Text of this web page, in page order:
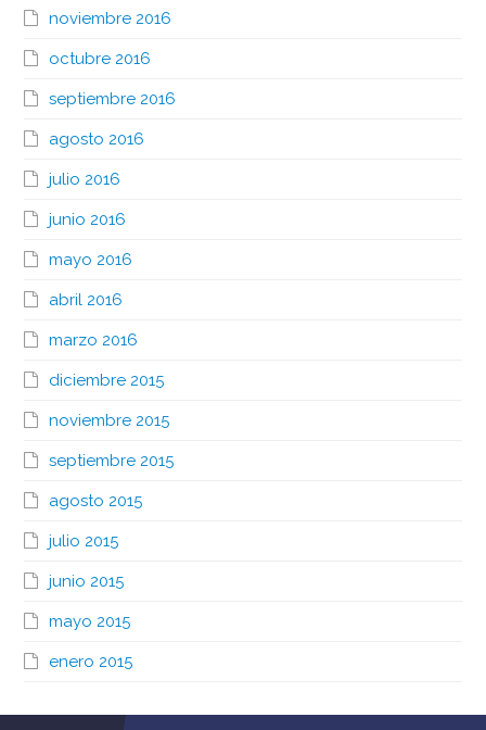
noviembre 2016
octubre 2016
septiembre 2016
agosto 2016
julio 2016
junio 2016
mayo 2016
abril 2016
marzo 2016
diciembre 2015
noviembre 2015
septiembre 2015
agosto 2015
julio 2015
junio 2015
mayo 2015
enero 2015